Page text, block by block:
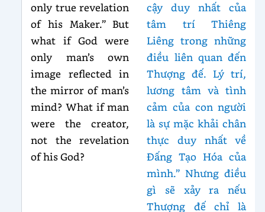
only true revelation
of his Maker.” But
what if God were
only man’s own
image reflected in
the mirror of man’s
mind? What if man
were the creator,
not the revelation
of his God?
cậy duy nhất của
tâm trí Thiêng
Liêng trong những
điều liên quan đến
Thượng đế. Lý trí,
lương tâm và tình
cảm của con người
là sự mặc khải chân
thực duy nhất về
Đấng Tạo Hóa của
mình.” Nhưng điều
gì sẽ xảy ra nếu
Thượng đế chỉ là